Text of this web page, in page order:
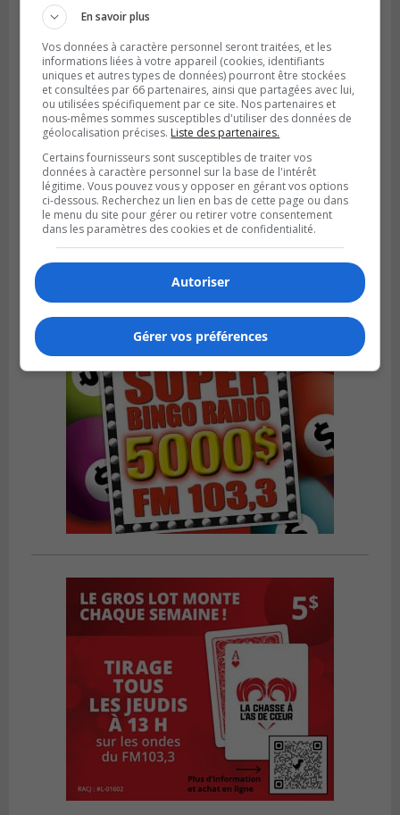
SAINT-HUBERT
Publié le 6 août 2026 à 09h39
Longueuil injecte 1,5 M$ pour moderniser
deux stations de pompage
En savoir plus
Vos données à caractère personnel seront traitées, et les
informations liées à votre appareil (cookies, identifiants
uniques et autres types de données) pourront être stockées
et consultées par 66 partenaires, ainsi que partagées avec lui,
ou utilisées spécifiquement par ce site. Nos partenaires et
nous-mêmes sommes susceptibles d'utiliser des données de
géolocalisation précises. Liste des partenaires.
Certains fournisseurs sont susceptibles de traiter vos
données à caractère personnel sur la base de l'intérêt
légitime. Vous pouvez vous y opposer en gérant vos options
ci-dessous. Recherchez un lien en bas de cette page ou dans
le menu du site pour gérer ou retirer votre consentement
dans les paramètres des cookies et de confidentialité.
Autoriser
Gérer vos préférences